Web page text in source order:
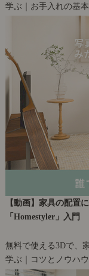
学ぶ｜お手入れの基本
【動画】家具の配置
「Homestyler」入門
無料で使える3Dで、
学ぶ｜コツとノウハウ